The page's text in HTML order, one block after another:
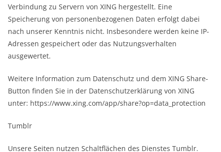
Verbindung zu Servern von XING hergestellt. Eine
Speicherung von personenbezogenen Daten erfolgt dabei
nach unserer Kenntnis nicht. Insbesondere werden keine IP-
Adressen gespeichert oder das Nutzungsverhalten
ausgewertet.
Weitere Information zum Datenschutz und dem XING Share-
Button finden Sie in der Datenschutzerklärung von XING
unter: https://www.xing.com/app/share?op=data_protection
Tumblr
Unsere Seiten nutzen Schaltflächen des Dienstes Tumblr.